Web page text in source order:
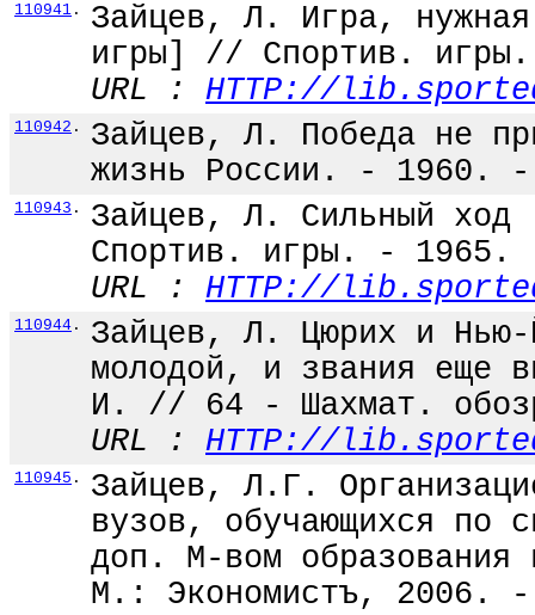
110941 .
Зайцев, Л. Игра,
игры] // Спортив.
URL : HTTP://
110942 .
Зайцев, Л. Победа не
жизнь России. -
110943 .
Зайцев, Л. Сильный
Спортив. игры. -
URL : HTTP://
110944 .
Зайцев, Л. Цюрих и
молодой, и звания
И. // 64 - Шахмат.
URL : HTTP://
110945 .
Зайцев, Л.Г.
вузов, обучающихся по
доп. М-вом
М.: Экономистъ, 2006.